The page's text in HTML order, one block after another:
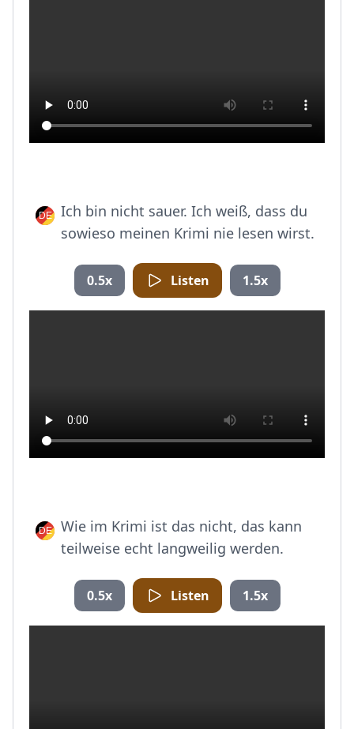
Ich bin nicht sauer. Ich weiß, dass du
sowieso meinen Krimi nie lesen wirst.
0.5x Listen 1.5x
Wie im Krimi ist das nicht, das kann
teilweise echt langweilig werden.
0.5x Listen 1.5x